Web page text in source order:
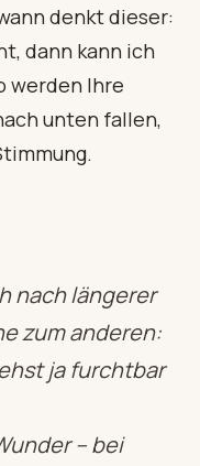
denkt dieser:
dann kann ich
werden Ihre
unten fallen,
nach längerer
zum anderen:
ja furchtbar
– bei